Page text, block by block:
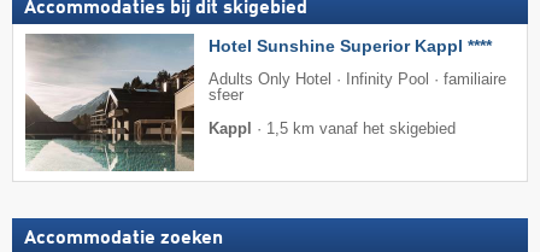
Accommodaties bij dit skigebied
Hotel Sunshine Superior Kappl ****
Adults Only Hotel · Infinity Pool · familiaire
sfeer
Kappl
· 1,5 km vanaf het skigebied
Accommodatie zoeken